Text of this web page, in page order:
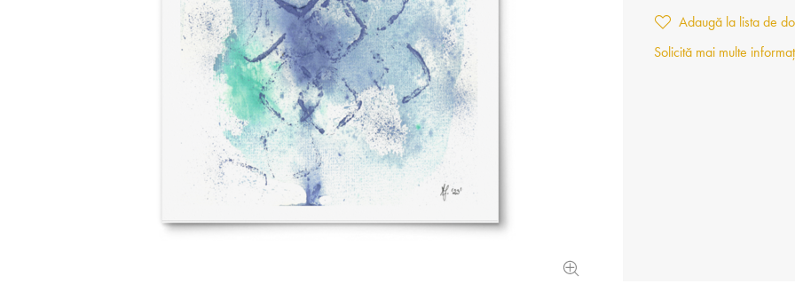
Adaugă la lista de
Solicită mai multe